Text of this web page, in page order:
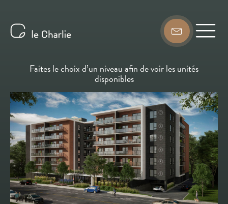
Faites le choix d’un niveau afin de voir les unités
disponibles
2
3
4
5
6
7